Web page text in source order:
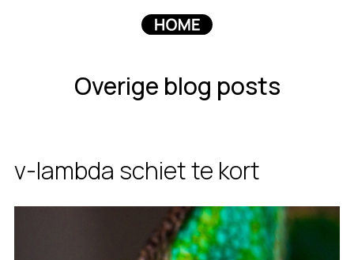
Overige blog posts
v-lambda schiet te kort